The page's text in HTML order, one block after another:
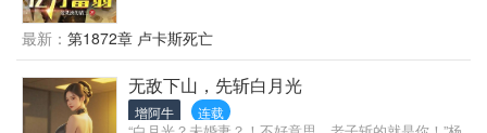
靠着系统每日刷新出来的物品，陆风一步一步走上了
建立庞大商业帝国的征程。
最新： 第1872章 卢卡斯死亡
无敌下山，先斩白月光
增阿牛 连载